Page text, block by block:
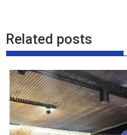
Related posts